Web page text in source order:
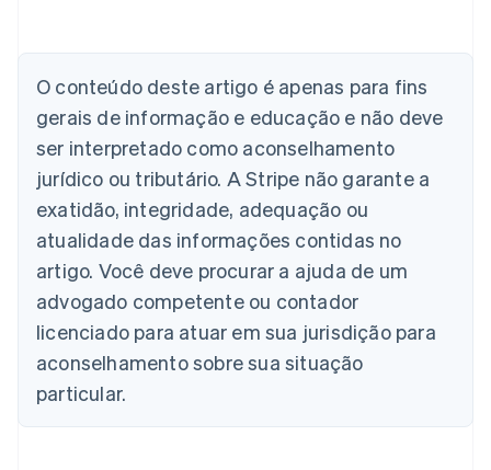
O conteúdo deste artigo é apenas para fins
gerais de informação e educação e não deve
ser interpretado como aconselhamento
jurídico ou tributário. A Stripe não garante a
exatidão, integridade, adequação ou
atualidade das informações contidas no
artigo. Você deve procurar a ajuda de um
advogado competente ou contador
licenciado para atuar em sua jurisdição para
aconselhamento sobre sua situação
particular.
Deutsch English
Austrália
Áustria
DeutschEnglish
Bélgica
Nederlands FrançaisDeutschEnglish
Brasil
Português English
Bulgária
English
Canadá
China continental
简体中文English